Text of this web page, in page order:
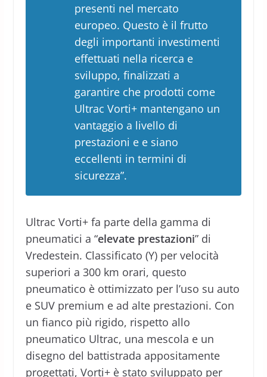
presenti nel mercato
europeo. Questo è il frutto
degli importanti investimenti
effettuati nella ricerca e
sviluppo, finalizzati a
garantire che prodotti come
Ultrac Vorti+ mantengano un
vantaggio a livello di
prestazioni e e siano
eccellenti in termini di
sicurezza”.
Ultrac Vorti+ fa parte della gamma di
pneumatici a “elevate prestazioni” di
Vredestein. Classificato (Y) per velocità
superiori a 300 km orari, questo
pneumatico è ottimizzato per l’uso su auto
e SUV premium e ad alte prestazioni. Con
un fianco più rigido, rispetto allo
pneumatico Ultrac, una mescola e un
disegno del battistrada appositamente
progettati, Vorti+ è stato sviluppato per